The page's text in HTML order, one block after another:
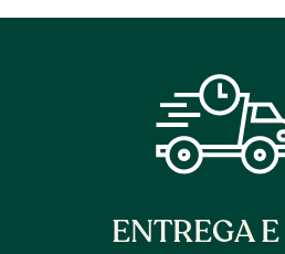
era
ENTREGA